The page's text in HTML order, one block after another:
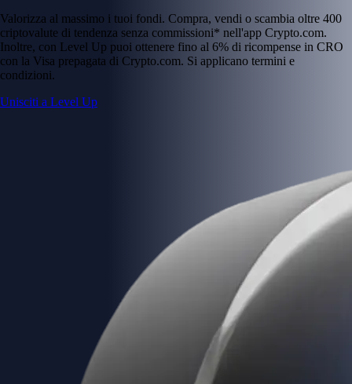
Valorizza al massimo i tuoi fondi. Compra, vendi o scambia oltre 400
criptovalute di tendenza senza commissioni* nell'app Crypto.com.
Inoltre, con Level Up puoi ottenere fino al 6% di ricompense in CRO
con la Visa prepagata di Crypto.com. Si applicano termini e
condizioni.
Unisciti a Level Up